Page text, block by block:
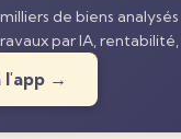
de biens
par IA,
l'app →